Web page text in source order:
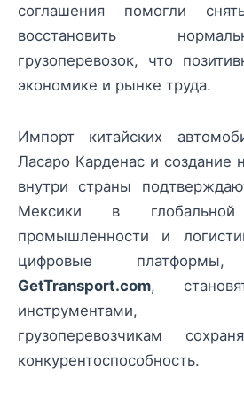
соглашения помогли
восстановить
грузоперевозок, что
экономике и рынке труда.
Импорт китайских
Ласаро Карденас и создание
внутри страны
Мексики в глобальной
промышленности и
цифровые
GetTransport.com,
инструментами,
грузоперевозчикам
конкурентоспособность.